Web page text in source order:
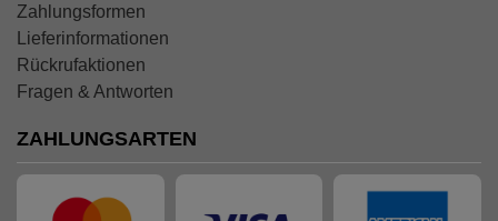
Zahlungsformen
Lieferinformationen
Rückrufaktionen
Fragen & Antworten
ZAHLUNGSARTEN